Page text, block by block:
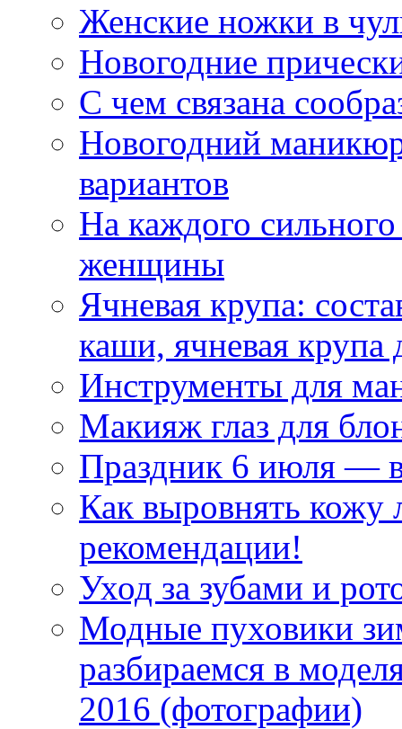
Женские ножки в
Новогодние
С чем связана
Новогодний
вариантов
На каждого
женщины
Ячневая крупа:
каши, ячневая крупа
Инструменты для
Макияж глаз для
Праздник 6 июля —
Как выровнять кожу
рекомендации!
Уход за зубами и
Модные пуховики
разбираемся в
2016 (фотографии)